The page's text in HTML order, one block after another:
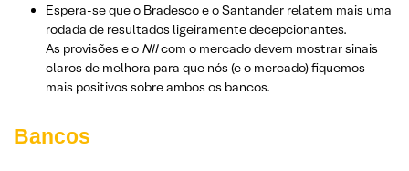
Espera-se que o Bradesco e o Santander relatem mais uma
rodada de resultados ligeiramente decepcionantes.
As provisões e o NIIcom o mercado devem mostrar sinais
claros de melhora para que nós (e o mercado) fiquemos
mais positivos sobre ambos os bancos.
Bancos